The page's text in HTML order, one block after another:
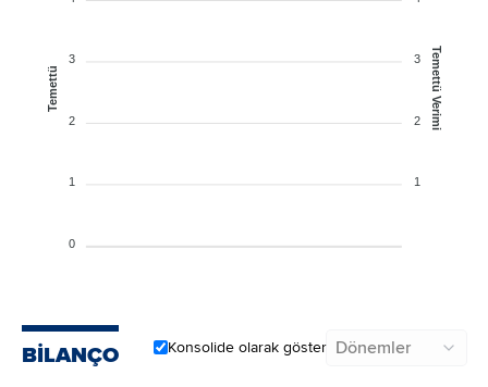
3
2
1
0
Temettü
3
2
1
Temettü Verimi
BİLANÇO Konsolide olarak göster Dönemler